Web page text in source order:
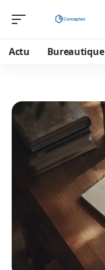
Actu Bureautique